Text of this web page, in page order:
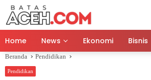
Home News Ekonomi Bisnis
Beranda Pendidikan
Pendidikan